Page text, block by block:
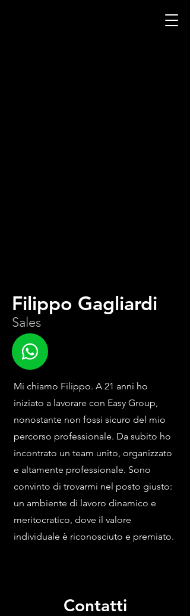
Filippo Gagliardi
Sales
Mi chiamo Filippo. A 21 anni ho
iniziato a lavorare con Easy Group,
nonostante non fossi sicuro del mio
percorso professionale. Da subito ho
incontrato un team unito, organizzato
e altamente professionale. Sono
convinto di trovarmi nel posto giusto:
un ambiente di lavoro dinamico e
meritocratico, dove il valore
individuale è riconosciuto e premiato.
Contatti